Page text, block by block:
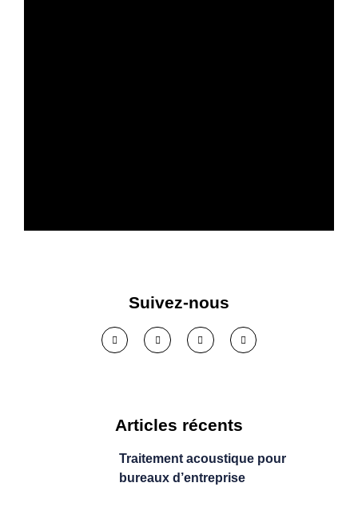
Voir solution >
Suivez-nous
Articles récents
Traitement acoustique pour
bureaux d’entreprise